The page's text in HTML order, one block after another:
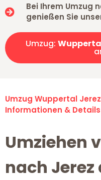
Bei Ihrem Umzug
genießen Sie
Umzug:
Umzug Wuppertal
Informationen & Details
Umziehen
nach Jerez